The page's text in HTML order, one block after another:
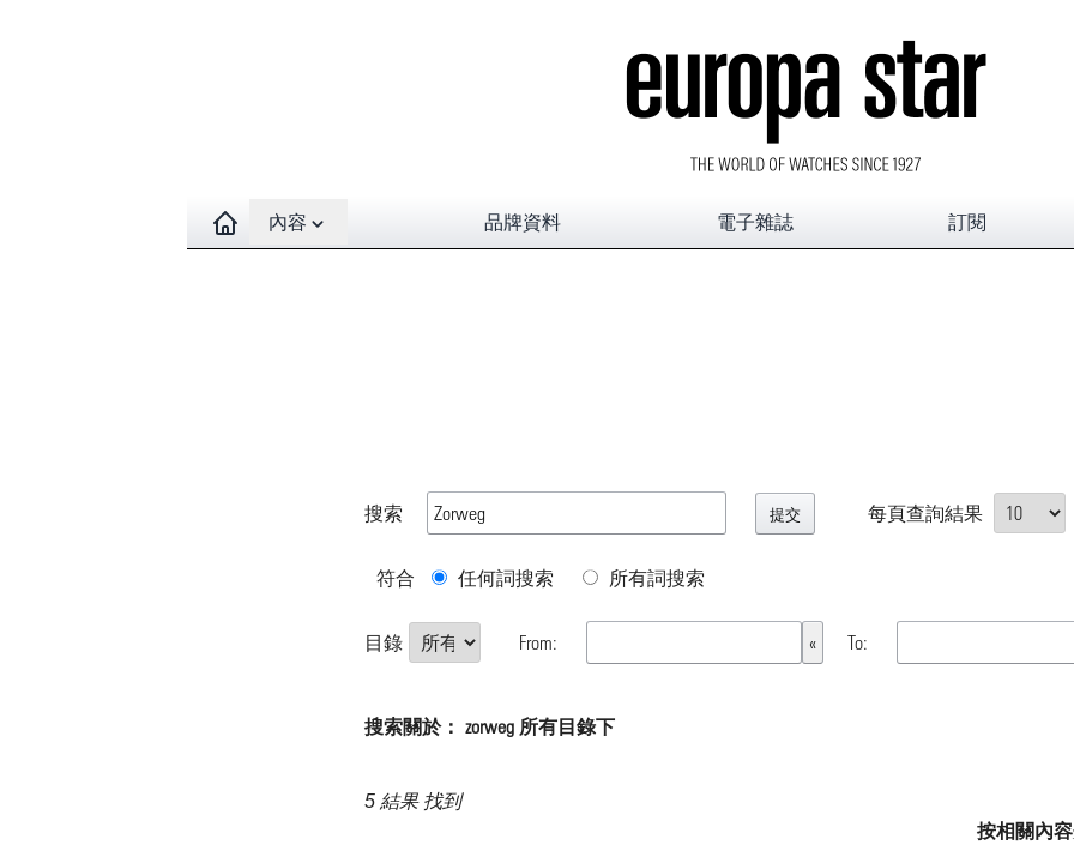
Open contents menu
內容 品牌資料 電子雜誌 訂閱
搜索 每頁查詢結果
符合 任何詞搜索 所有詞搜索
目錄 From: To:
搜索關於： zorweg 所有目錄下
5 結果 找到
按相關內